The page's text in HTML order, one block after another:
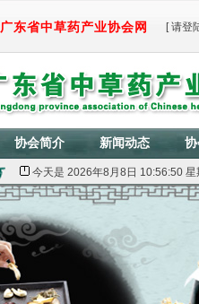
广东省中草药产业协会网 [ 请登
协会简介 新闻动态
今天是 2026年8月8日 10:56:50 星